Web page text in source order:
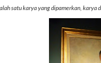
satu karya yang dipamerkan, karya